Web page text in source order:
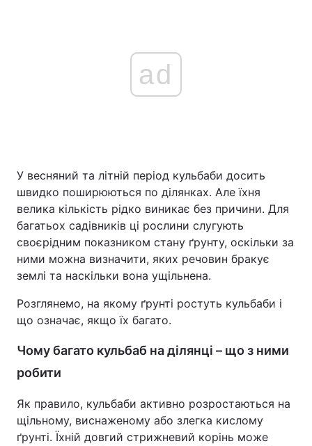
Україна Політика
Економіка Світ
Спорт Наука
Техно і зв'язок Лайт
Зброя Інциденти
Цікавинки
Лонгріди
ad
У весняний та літній період кульбаби досить
швидко поширюються по ділянках. Але їхня
велика кількість рідко виникає без причини. Для
багатьох садівників ці рослини слугують
своєрідним показником стану ґрунту, оскільки за
ними можна визначити, яких речовин бракує
землі та наскільки вона ущільнена.
Розглянемо, на якому ґрунті ростуть кульбаби і
що означає, якщо їх багато.
Чому багато кульбаб на ділянці – що з ними
робити
Як правило, кульбаби активно розростаються на
щільному, виснаженому або злегка кислому
ґрунті. Їхній довгий стрижневий корінь може